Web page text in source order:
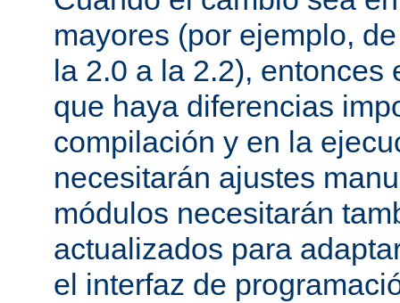
mayores (por ejemplo,
la 2.0 a la 2.2), entonces
que haya diferencias
compilación y en la
necesitarán ajustes
módulos necesitarán
actualizados para
el interfaz de